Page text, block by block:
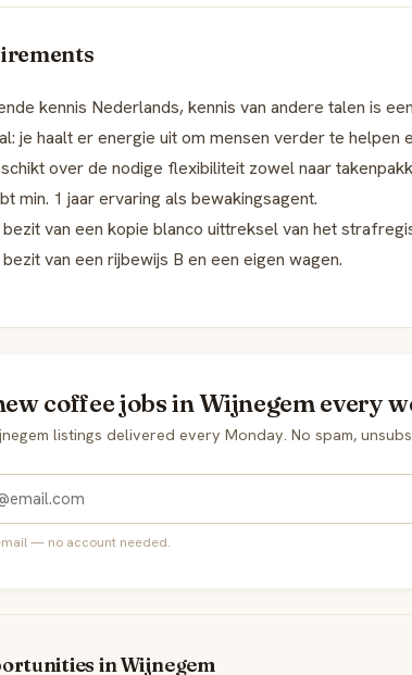
kennis Nederlands, kennis van andere talen is
je haalt er energie uit om mensen verder te helpen
over de nodige flexibiliteit zowel naar
min. 1 jaar ervaring als bewakingsagent.
bezit van een kopie blanco uittreksel van het
bezit van een rijbewijs B en een eigen wagen.
coffee jobs in Wijnegem every
listings delivered every Monday. No spam,
— no account needed.
in Wijnegem